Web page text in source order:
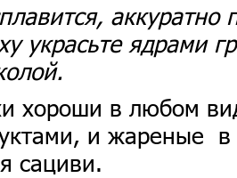
украсьте ядрами
хороши в любом
и жареные в
сациви.